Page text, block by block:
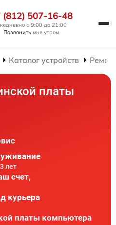
(812) 507-16-48
с 9:00 до 21:00
Позвонить мне утром
Каталог устройств
платы
лет
счет,
курьера
платы компьютера